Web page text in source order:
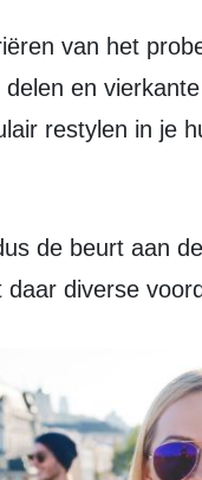
delen en
restylen in je
diverse